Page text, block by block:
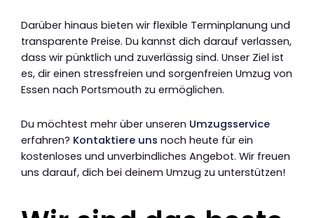
Darüber hinaus bieten wir flexible Terminplanung und
transparente Preise. Du kannst dich darauf verlassen,
dass wir pünktlich und zuverlässig sind. Unser Ziel ist
es, dir einen stressfreien und sorgenfreien Umzug von
Essen nach Portsmouth zu ermöglichen.
Du möchtest mehr über unseren Umzugsservice
erfahren? Kontaktiere uns noch heute für ein
kostenloses und unverbindliches Angebot. Wir freuen
uns darauf, dich bei deinem Umzug zu unterstützen!